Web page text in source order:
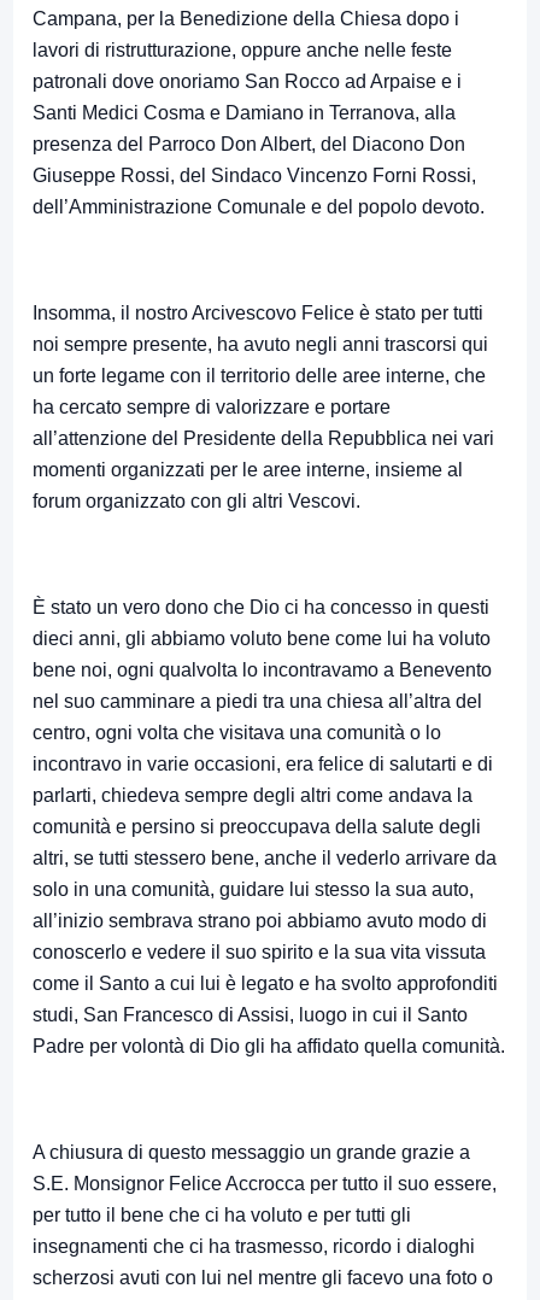
Campana, per la Benedizione della Chiesa dopo i
lavori di ristrutturazione, oppure anche nelle feste
patronali dove onoriamo San Rocco ad Arpaise e i
Santi Medici Cosma e Damiano in Terranova, alla
presenza del Parroco Don Albert, del Diacono Don
Giuseppe Rossi, del Sindaco Vincenzo Forni Rossi,
dell’Amministrazione Comunale e del popolo devoto.
Insomma, il nostro Arcivescovo Felice è stato per tutti
noi sempre presente, ha avuto negli anni trascorsi qui
un forte legame con il territorio delle aree interne, che
ha cercato sempre di valorizzare e portare
all’attenzione del Presidente della Repubblica nei vari
momenti organizzati per le aree interne, insieme al
forum organizzato con gli altri Vescovi.
È stato un vero dono che Dio ci ha concesso in questi
dieci anni, gli abbiamo voluto bene come lui ha voluto
bene noi, ogni qualvolta lo incontravamo a Benevento
nel suo camminare a piedi tra una chiesa all’altra del
centro, ogni volta che visitava una comunità o lo
incontravo in varie occasioni, era felice di salutarti e di
parlarti, chiedeva sempre degli altri come andava la
comunità e persino si preoccupava della salute degli
altri, se tutti stessero bene, anche il vederlo arrivare da
solo in una comunità, guidare lui stesso la sua auto,
all’inizio sembrava strano poi abbiamo avuto modo di
conoscerlo e vedere il suo spirito e la sua vita vissuta
come il Santo a cui lui è legato e ha svolto approfonditi
studi, San Francesco di Assisi, luogo in cui il Santo
Padre per volontà di Dio gli ha affidato quella comunità.
A chiusura di questo messaggio un grande grazie a
S.E. Monsignor Felice Accrocca per tutto il suo essere,
per tutto il bene che ci ha voluto e per tutti gli
insegnamenti che ci ha trasmesso, ricordo i dialoghi
scherzosi avuti con lui nel mentre gli facevo una foto o